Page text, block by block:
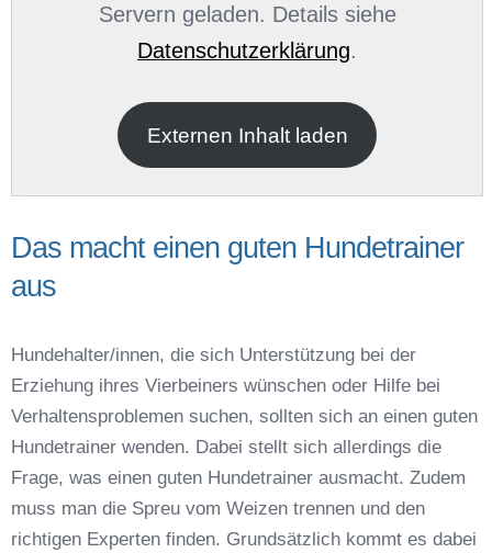
Anschrift
Servern geladen. Details siehe
Datenschutzerklärung.
Externen Inhalt laden
Das macht einen guten Hundetrainer
aus
Hundehalter/innen, die sich Unterstützung bei der
Erziehung ihres Vierbeiners wünschen oder Hilfe bei
Verhaltensproblemen suchen, sollten sich an einen guten
Hundetrainer wenden. Dabei stellt sich allerdings die
Frage, was einen guten Hundetrainer ausmacht. Zudem
muss man die Spreu vom Weizen trennen und den
richtigen Experten finden. Grundsätzlich kommt es dabei